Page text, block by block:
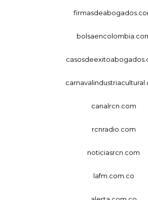
canalrcn.com
rcnradio.com
noticiasrcn.com
lafm.com.co